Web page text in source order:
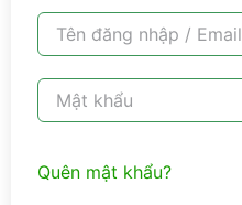
Quên mật khẩu?